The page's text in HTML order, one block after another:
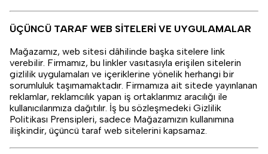
ÜÇÜNCÜ TARAF WEB SİTELERİ VE UYGULAMALAR
Mağazamız, web sitesi dâhilinde başka sitelere link
verebilir. Firmamız, bu linkler vasıtasıyla erişilen sitelerin
gizlilik uygulamaları ve içeriklerine yönelik herhangi bir
sorumluluk taşımamaktadır. Firmamıza ait sitede yayınlanan
reklamlar, reklamcılık yapan iş ortaklarımız aracılığı ile
kullanıcılarımıza dağıtılır. İş bu sözleşmedeki Gizlilik
Politikası Prensipleri, sadece Mağazamızın kullanımına
ilişkindir, üçüncü taraf web sitelerini kapsamaz.